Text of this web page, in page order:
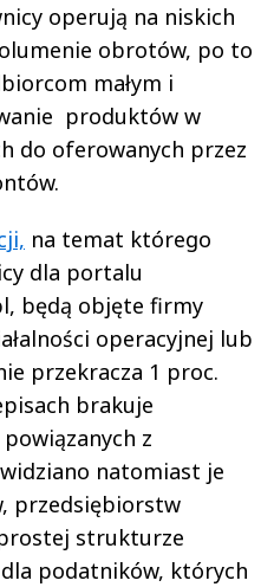
operują na niskich
obrotów, po to
małym i
produktów w
do oferowanych przez
na temat którego
dla portalu
będą objęte firmy
operacyjnej lub
przekracza 1 proc.
brakuje
z
natomiast je
przedsiębiorstw
strukturze
podatników, których